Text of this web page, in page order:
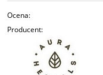
Ocena:
Producent: